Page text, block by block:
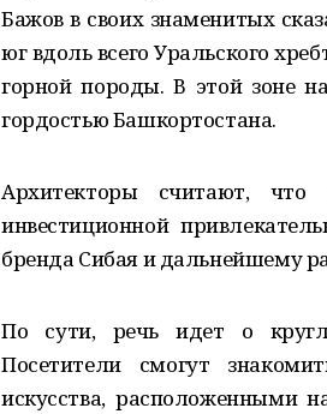
Бажов в своих знаменитых
юг вдоль всего Уральского
горной породы. В этой зоне
гордостью Башкортостана.
Архитекторы считают, что
инвестиционной
бренда Сибая и дальнейшему
По сути, речь идет о
Посетители смогут
искусства, расположенными